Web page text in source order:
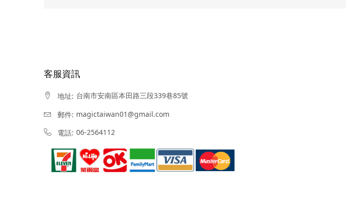
客服資訊
地址: 台南市安南區本田路三段339巷85號
郵件: magictaiwan01@gmail.com
電話: 06-2564112